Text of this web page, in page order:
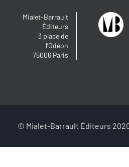
Mialet-Barrault
Éditeurs
3 place de
l’Odéon
75006 Paris
© Mialet-Barrault Éditeurs